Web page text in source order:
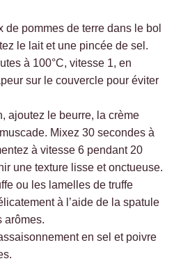
de pommes de terre dans le bol
le lait et une pincée de sel.
à 100°C, vitesse 1, en
sur le couvercle pour éviter
ajoutez le beurre, la crème
Mixez 30 secondes à
à vitesse 6 pendant 20
une texture lisse et onctueuse.
ou les lamelles de truffe
à l’aide de la spatule
arômes.
en sel et poivre